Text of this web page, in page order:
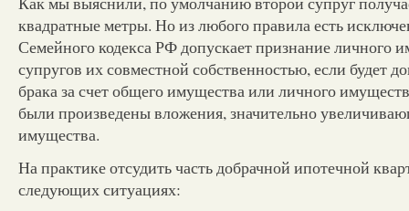
квадратные метры. Но из любого правила есть
Семейного кодекса РФ допускает признание личного
супругов их совместной собственностью, если будет
брака за счет общего имущества или личного
были произведены вложения, значительно
имущества.
На практике отсудить часть добрачной ипотечной
следующих ситуациях: